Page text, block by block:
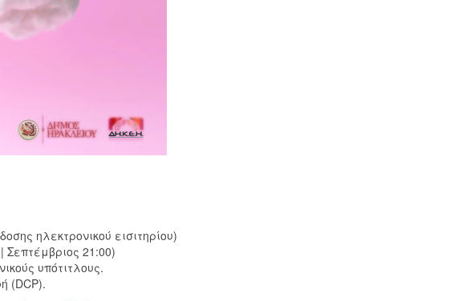
ηλεκτρονικού εισιτηρίου)
Σεπτέμβριος 21:00)
υπότιτλους.
(DCP).